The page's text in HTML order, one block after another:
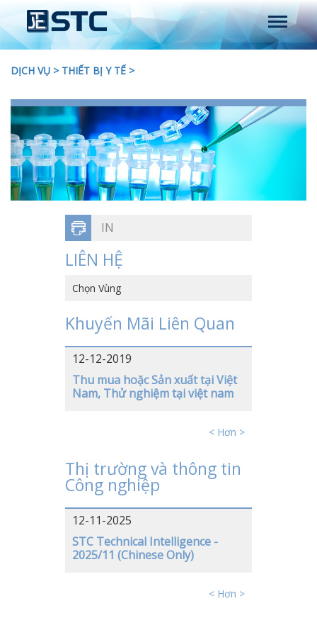
DỊCH VỤ > THIẾT BỊ Y TẾ >
IN
LIÊN HỆ
Chọn Vùng
HỒNG KÔNG, TRUNG QUỐC
VIỆT NAM
NHẬT BẢN
Khuyến Mãi Liên Quan
12-12-2019
Thu mua hoặc Sản xuất tại Việt
Nam, Thử nghiệm tại việt nam
< Hơn >
Thị trường và thông tin
Công nghiệp
12-11-2025
STC Technical Intelligence -
2025/11 (Chinese Only)
< Hơn >